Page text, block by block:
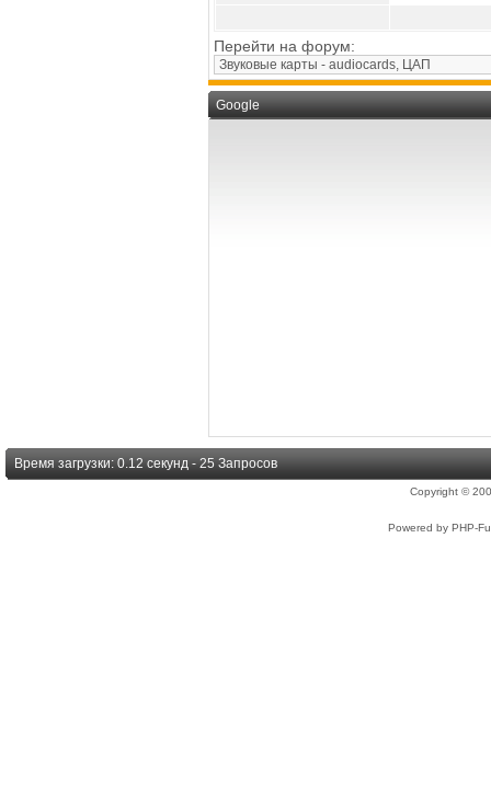
Перейти на форум:
Google
Время загрузки: 0.12 секунд - 25 Запросов
Copyright ©
Powered by PHP-